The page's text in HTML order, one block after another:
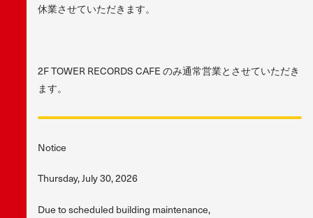
休業させていただきます。
2F TOWER RECORDS CAFE のみ通常営業とさせていただき
ます。
Notice
Thursday, July 30, 2026
Due to scheduled building maintenance,